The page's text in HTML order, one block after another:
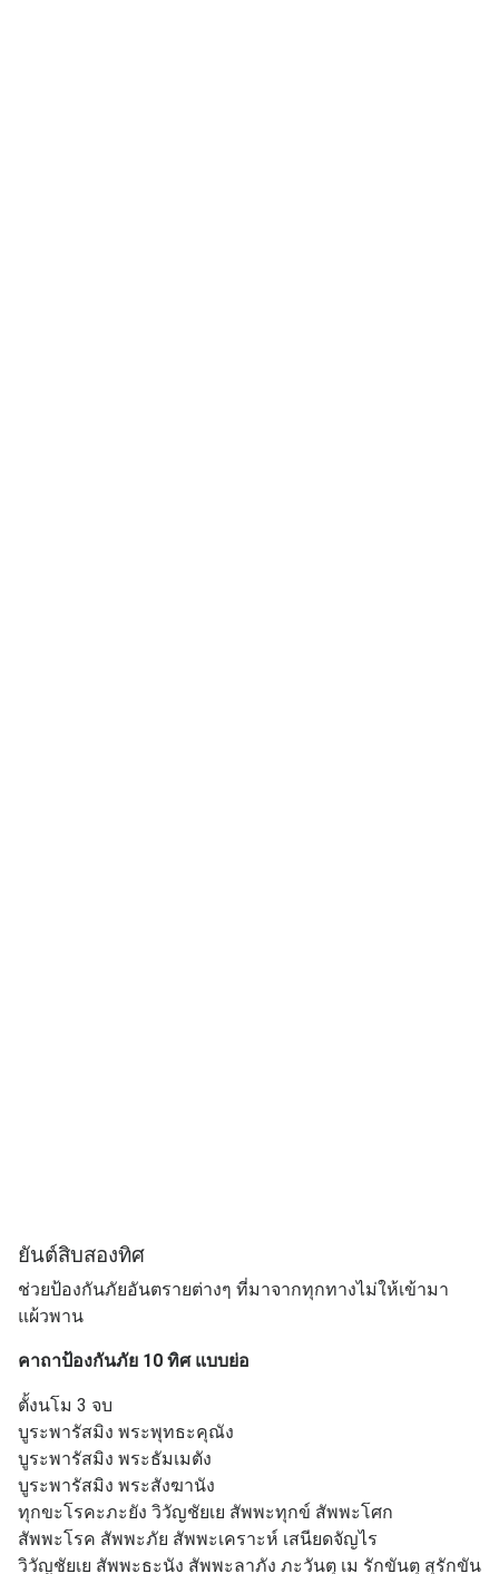
ยันต์สิบสองทิศ
ช่วยป้องกันภัยอันตรายต่างๆ ที่มาจากทุกทางไม่ให้เข้ามา
แผ้วพาน
คาถาป้องกันภัย 10 ทิศ แบบย่อ
ตั้งนโม 3 จบ
บูระพารัสมิง พระพุทธะคุณัง
บูระพารัสมิง พระธัมเมตัง
บูระพารัสมิง พระสังฆานัง
ทุกขะโรคะภะยัง วิวัญชัยเย สัพพะทุกข์ สัพพะโศก
สัพพะโรค สัพพะภัย สัพพะเคราะห์ เสนียดจัญไร
วิวัญชัยเย สัพพะธะนัง สัพพะลาภัง ภะวันตุ เม รักขันตุ สุรักขัน